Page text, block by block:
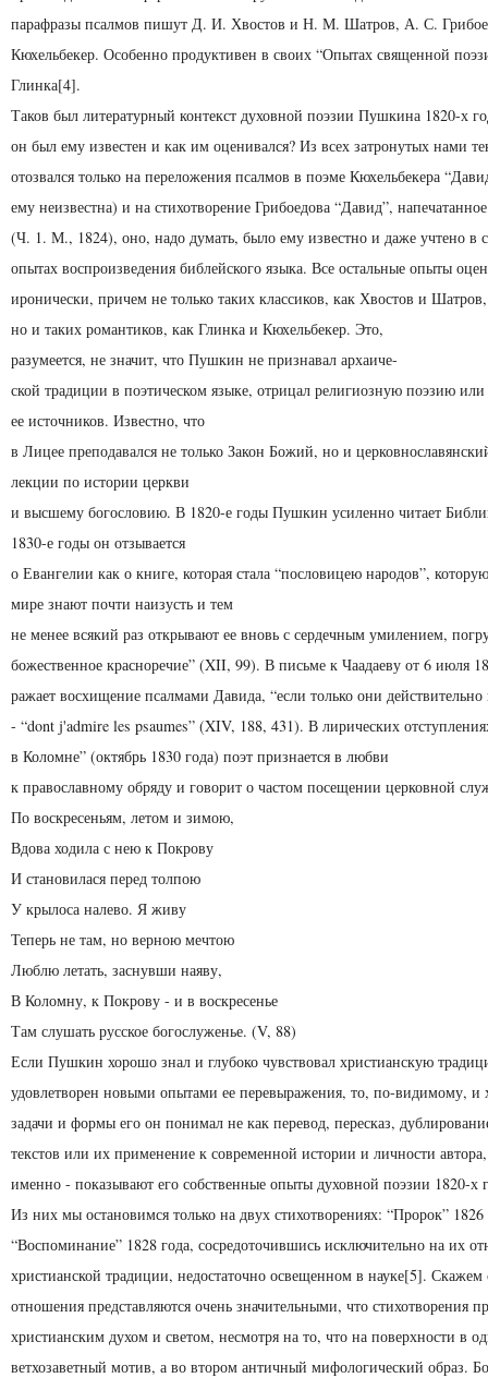
парафразы псалмов пишут Д. И. Хвостов и Н. М. Шатров, А. С.
Кюхельбекер. Особенно продуктивен в своих “Опытах священной
Глинка[4].
Таков был литературный контекст духовной поэзии Пушкина 1820-х
он был ему известен и как им оценивался? Из всех затронутых нами
отозвался только на переложения псалмов в поэме Кюхельбекера
ему неизвестна) и на стихотворение Грибоедова “Давид”,
(Ч. 1. М., 1824), оно, надо думать, было ему известно и даже учтено в
опытах воспроизведения библейского языка. Все остальные опыты
иронически, причем не только таких классиков, как Хвостов и Шатров,
но и таких романтиков, как Глинка и Кюхельбекер. Это,
разумеется, не значит, что Пушкин не признавал архаиче-
ской традиции в поэтическом языке, отрицал религиозную поэ­зию
ее источников. Известно, что
в Лицее преподавался не только Закон Божий, но и
лекции по истории церкви
и высшему богословию. В 1820-е годы Пушкин усиленно чи­тает
1830-е годы он отзывается
о Евангелии как о книге, которая стала “пословицею народов”,
мире знают почти наизусть и тем
не менее всякий раз открывают ее вновь с сердечным умилением,
божественное красноречие” (XII, 99). В письме к Чаадаеву от 6 июля
ражает восхищение псалмами Давида, “если только они
- “dont j'admire les psaumes” (XIV, 188, 431). В лирических
в Коломне” (октябрь 1830 года) поэт признается в любви
к православному обряду и говорит о частом посещении церковной
По воскресеньям, летом и зимою,
Вдова ходила с нею к Покрову
И становилася перед толпою
У крылоса налево. Я живу
Теперь не там, но верною мечтою
Люблю летать, заснувши наяву,
В Коломну, к Покрову - и в воскресенье
Там слушать русское богослуженье. (V, 88)
Если Пушкин хорошо знал и глубоко чувствовал христианскую
удовлетворен новыми опытами ее перевыражения, то, по-видимому, и
задачи и формы его он понимал не как перевод, пересказ,
текстов или их применение к современной истории и личности
именно - показывают его собственные опыты духовной поэзии 1820-х
Из них мы остановимся только на двух стихотворениях: “Пророк” 1826
“Воспоминание” 1828 года, сосредоточившись исключительно на их
христианской традиции, недостаточно освещенном в науке[5]. Скажем
отношения представляются очень значительными, что стихотворения
христианским духом и светом, несмотря на то, что на поверхности в
ветхозаветный мотив, а во втором античный мифологический образ.